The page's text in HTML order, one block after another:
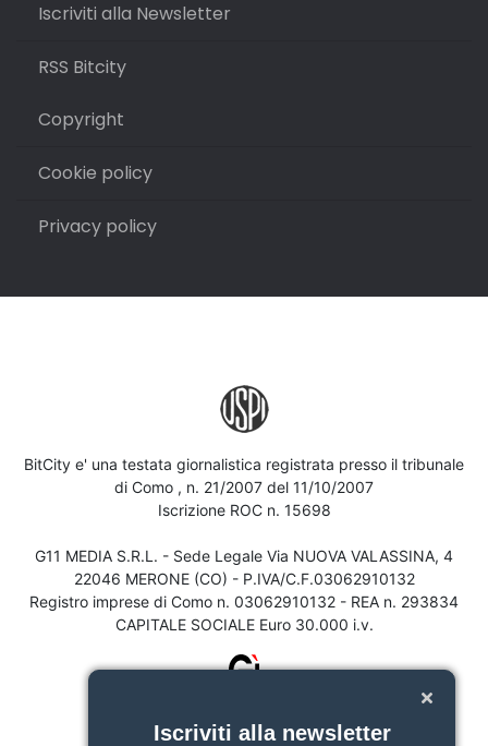
Iscriviti alla Newsletter
RSS Bitcity
Copyright
Cookie policy
Privacy policy
BitCity e' una testata giornalistica registrata presso il tribunale
di Como , n. 21/2007 del 11/10/2007
Iscrizione ROC n. 15698
G11 MEDIA S.R.L. - Sede Legale Via NUOVA VALASSINA, 4
22046 MERONE (CO) - P.IVA/C.F.03062910132
Registro imprese di Como n. 03062910132 - REA n. 293834
CAPITALE SOCIALE Euro 30.000 i.v.
Iscriviti alla newsletter